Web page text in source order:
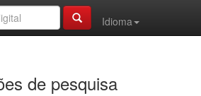
Idioma
de pesquisa